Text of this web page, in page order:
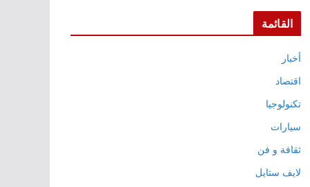
القائمة
أخبار
اقتصاد
تكنولوجيا
سيارات
ثقافة و فن
لايف ستايل